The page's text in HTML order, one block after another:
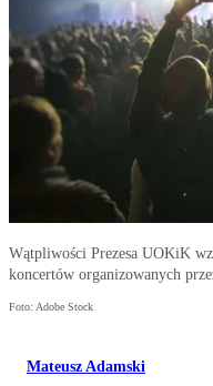
Wątpliwości Prezesa UOKiK
koncertów organizowanych
Foto: Adobe Stock
Mateusz Adamski